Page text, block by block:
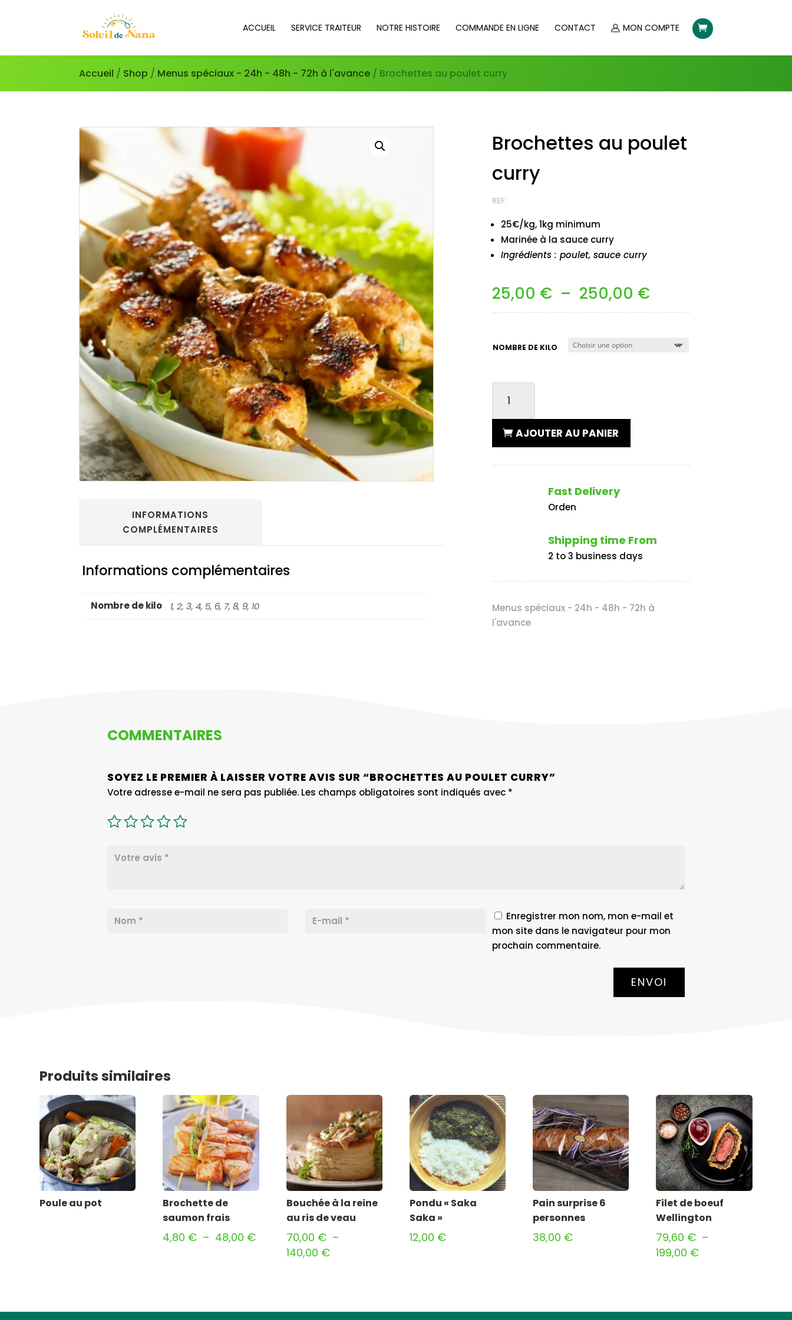
ACCUEIL SERVICE TRAITEUR NOTRE HISTOIRE COMMANDE EN LIGNE CONTACT MON COMPTE
Accueil / Shop / Menus spéciaux - 24h - 48h - 72h à l'avance / Brochettes au poulet curry
INFORMATIONS
COMPLÉMENTAIRES
Informations complémentaires
Nombre de kilo 1, 2, 3, 4, 5, 6, 7, 8, 9, 10
Brochettes au poulet
curry
REF:
25€/kg, 1kg minimum
Marinée à la sauce curry
Ingrédients : poulet, sauce curry
25,00 € – 250,00 €Plage
de
NOMBRE DE KILO
BROCHETTES
POULET
CURRY
AJOUTER AU PANIER
Fast Delivery
Orden
Shipping time From
2 to 3 business days
Menus spéciaux - 24h - 48h - 72h à
l'avance
COMMENTAIRES
SOYEZ LE PREMIER À LAISSER VOTRE AVIS SUR “BROCHETTES AU POULET CURRY”
Votre adresse e-mail ne sera pas publiée. Les champs obligatoires sont indiqués avec *
Enregistrer mon nom, mon e-mail et
mon site dans le navigateur pour mon
prochain commentaire.
ENVOI
Produits similaires
Poule au pot
Brochette de
saumon frais
4,80 € – 48,00 €Plage
48,00 €
Bouchée à la reine
au ris de veau
70,00 € –
140,00 €Plage
à
Pondu « Saka
Saka »
12,00 €
Pain surprise 6
personnes
38,00 €
Filet de boeuf
Wellington
79,60 € –
199,00 €Plage
à